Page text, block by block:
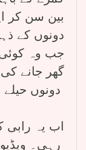
بین سن کر
دونوں کے
جب وہ کوئی
گھر جانے
اب یہ رابی